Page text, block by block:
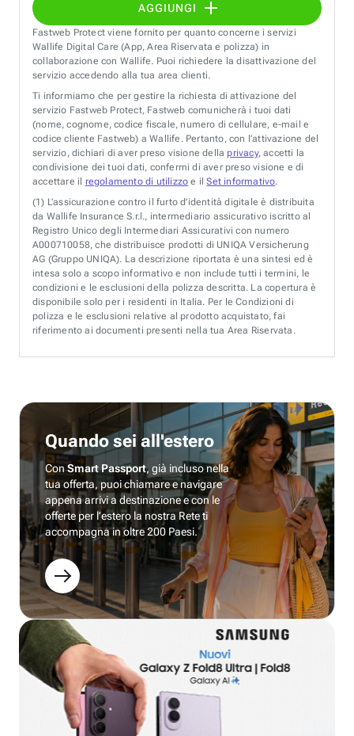
AGGIUNGI
Fastweb Protect viene fornito per quanto concerne i servizi
Wallife Digital Care (App, Area Riservata e polizza) in
collaborazione con Wallife. Puoi richiedere la disattivazione del
servizio accedendo alla tua area clienti.
Ti informiamo che per gestire la richiesta di attivazione del
servizio Fastweb Protect, Fastweb comunicherà i tuoi dati
(nome, cognome, codice fiscale, numero di cellulare, e-mail e
codice cliente Fastweb) a Wallife. Pertanto, con l’attivazione del
servizio, dichiari di aver preso visione della privacy, accetti la
condivisione dei tuoi dati, confermi di aver preso visione e di
accettare il regolamento di utilizzo e ilSet informativo.
(1) L’assicurazione contro il furto d’identità digitale è distribuita
da Wallife Insurance S.r.l., intermediario assicurativo iscritto al
Registro Unico degli Intermediari Assicurativi con numero
A000710058, che distribuisce prodotti di UNIQA Versicherung
AG (Gruppo UNIQA). La descrizione riportata è una sintesi ed è
intesa solo a scopo informativo e non include tutti i termini, le
condizioni e le esclusioni della polizza descritta. La copertura è
disponibile solo per i residenti in Italia. Per le Condizioni di
polizza e le esclusioni relative al prodotto acquistato, fai
riferimento ai documenti presenti nella tua Area Riservata.
Quando sei all'estero
ConSmart Passport, già incluso nella
tua offerta, puoi chiamare e navigare
appena arrivi a destinazione e con le
offerte per l’estero la nostra Rete ti
accompagna in oltre 200 Paesi.